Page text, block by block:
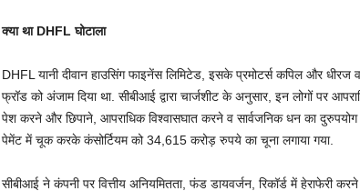
क्या था DHFL घोटाला
DHFL यानी दीवान हाउसिंग फाइनेंस लिमिटेड, इसके प्रमोटर्स कपिल और
फ्रॉड को अंजाम दिया था. सीबीआई द्वारा चार्जशीट के अनुसार, इन लोगों पर
पेश करने और छिपाने, आपराधिक विश्वासघात करने व सार्वजनिक धन का
पेमेंट में चूक करके कंसोर्टियम को 34,615 करोड़ रुपये का चूना लगाया गया.
सीबीआई ने कंपनी पर वित्तीय अनियमितता, फंड डायवर्जन, रिकॉर्ड में हेराफेरी